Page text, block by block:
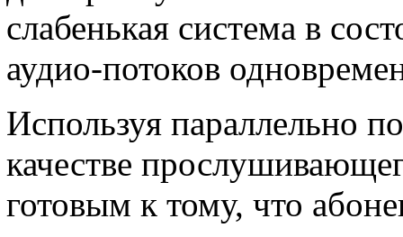
слабенькая система в
аудио-потоков
Используя параллельно
качестве
готовым к тому, что